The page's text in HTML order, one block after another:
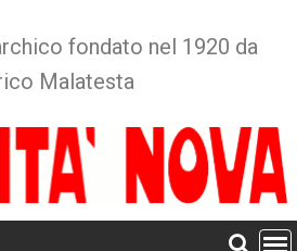
fondato nel 1920 da
Malatesta